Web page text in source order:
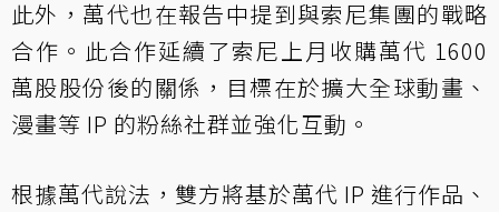
此外，萬代也在報告中提到與索尼集團的戰略
合作。此合作延續了索尼上月收購萬代 1600
萬股股份後的關係，目標在於擴大全球動畫、
漫畫等 IP 的粉絲社群並強化互動。
根據萬代說法，雙方將基於萬代 IP 進行作品、